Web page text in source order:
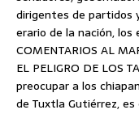
dirigentes de partidos
erario de la nación,
COMENTARIOS AL
EL PELIGRO DE LOS
preocupar a los
de Tuxtla Gutiérrez,